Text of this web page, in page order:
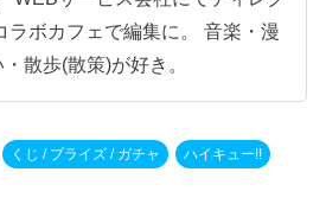
ラボカフェで編集に。 音楽・漫
散歩(散策)が好き。
くじ / プライズ / ガチャ ハイキュー!!